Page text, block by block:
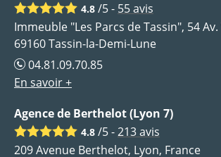
4.8 /5 - 55avis
Immeuble "Les Parcs de Tassin", 54
69160 Tassin-la-Demi-Lune
04.81.09.70.85
En savoir +
Agence de Berthelot (Lyon 7)
4.8 /5 -213avis
209 Avenue Berthelot, Lyon, France